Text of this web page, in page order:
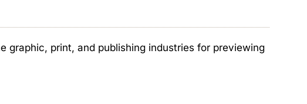
graphic, print, and publishing industries for previewing